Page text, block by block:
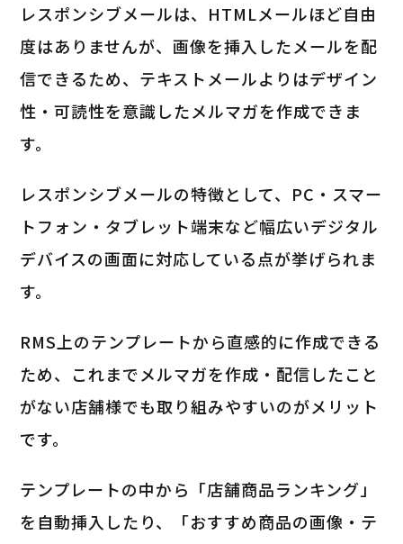
レスポンシブメールは、HTMLメールほど自由
度はありませんが、画像を挿入したメールを配
信できるため、テキストメールよりはデザイン
性・可読性を意識したメルマガを作成できま
す。
レスポンシブメールの特徴として、PC・スマー
トフォン・タブレット端末など幅広いデジタル
デバイスの画面に対応している点が挙げられま
す。
RMS上のテンプレートから直感的に作成できる
ため、これまでメルマガを作成・配信したこと
がない店舗様でも取り組みやすいのがメリット
です。
テンプレートの中から「店舗商品ランキング」
を自動挿入したり、「おすすめ商品の画像・テ